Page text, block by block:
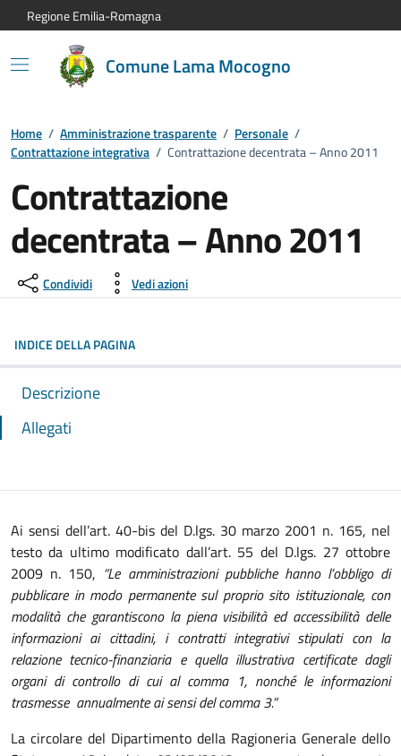
Vai al contenuto principale
Vai alla navigazione del sito
Vai al piede di pagina
Regione Emilia-Romagna
Comune Lama Mocogno
Home / Amministrazione trasparente / Personale /
Contrattazione integrativa / Contrattazione decentrata – Anno 2011
Contrattazione
decentrata – Anno 2011
Condividi Vedi azioni
INDICE DELLA PAGINA
Descrizione
Allegati
Ai sensi dell’art. 40-bis del D.lgs. 30 marzo 2001 n. 165, nel
testo da ultimo modificato dall’art. 55 del D.lgs. 27 ottobre
2009 n. 150, “Le amministrazioni pubbliche hanno l’obbligo di
pubblicare in modo permanente sul proprio sito istituzionale, con
modalità che garantiscono la piena visibilità ed accessibilità delle
informazioni ai cittadini, i contratti integrativi stipulati con la
relazione tecnico-finanziaria e quella illustrativa certificate dagli
organi di controllo di cui al comma 1, nonché le informazioni
trasmesse annualmente ai sensi del comma 3.”
La circolare del Dipartimento della Ragioneria Generale dello